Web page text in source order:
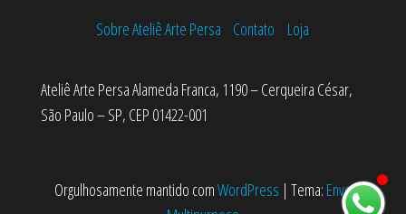
Sobre Ateliê Arte Persa
Contato Loja
Ateliê Arte Persa Alameda Franca, 1190 – Cerqueira César,
São Paulo – SP, CEP 01422-001
Orgulhosamente mantido comWordPress | Tema: Envo